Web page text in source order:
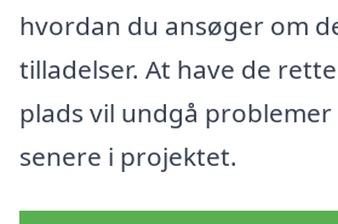
hvordan du ansøger om
tilladelser. At have de
plads vil undgå
senere i projektet.